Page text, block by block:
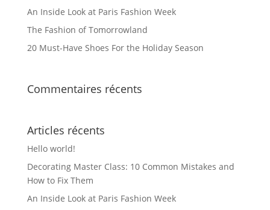
du
produit
An Inside Look at Paris Fashion Week
The Fashion of Tomorrowland
20 Must-Have Shoes For the Holiday Season
Commentaires récents
Articles récents
Hello world!
Decorating Master Class: 10 Common Mistakes and
How to Fix Them
An Inside Look at Paris Fashion Week